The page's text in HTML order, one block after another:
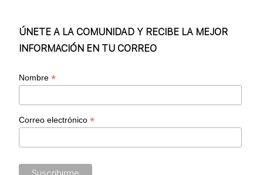
ÚNETE A LA COMUNIDAD Y RECIBE LA MEJOR
INFORMACIÓN EN TU CORREO
Nombre*
Correo electrónico*